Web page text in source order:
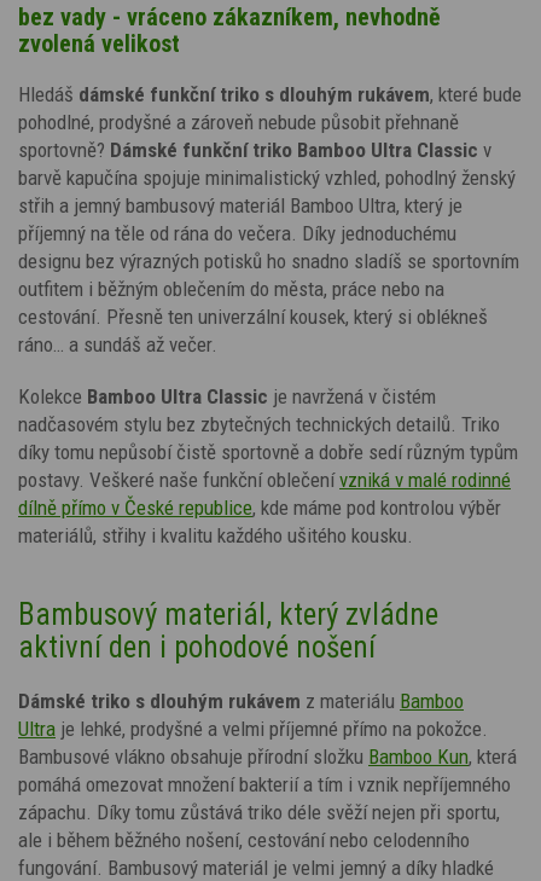
bez vady - vráceno zákazníkem, nevhodně
zvolená velikost
Hledáš dámské funkční triko s dlouhým rukávem, které bude
pohodlné, prodyšné a zároveň nebude působit přehnaně
sportovně? Dámské funkční triko Bamboo Ultra Classic v
barvě kapučína spojuje minimalistický vzhled, pohodlný ženský
střih a jemný bambusový materiál Bamboo Ultra, který je
příjemný na těle od rána do večera. Díky jednoduchému
designu bez výrazných potisků ho snadno sladíš se sportovním
outfitem i běžným oblečením do města, práce nebo na
cestování. Přesně ten univerzální kousek, který si oblékneš
ráno… a sundáš až večer.
Kolekce Bamboo Ultra Classic je navržená v čistém
nadčasovém stylu bez zbytečných technických detailů. Triko
díky tomu nepůsobí čistě sportovně a dobře sedí různým typům
postavy. Veškeré naše funkční oblečení vzniká v malé rodinné
dílně přímo v České republice, kde máme pod kontrolou výběr
materiálů, střihy i kvalitu každého ušitého kousku.
Bambusový materiál, který zvládne
aktivní den i pohodové nošení
Dámské triko s dlouhým rukávem z materiálu Bamboo
Ultra je lehké, prodyšné a velmi příjemné přímo na pokožce.
Bambusové vlákno obsahuje přírodní složku Bamboo Kun, která
pomáhá omezovat množení bakterií a tím i vznik nepříjemného
zápachu. Díky tomu zůstává triko déle svěží nejen při sportu,
ale i během běžného nošení, cestování nebo celodenního
fungování. Bambusový materiál je velmi jemný a díky hladké